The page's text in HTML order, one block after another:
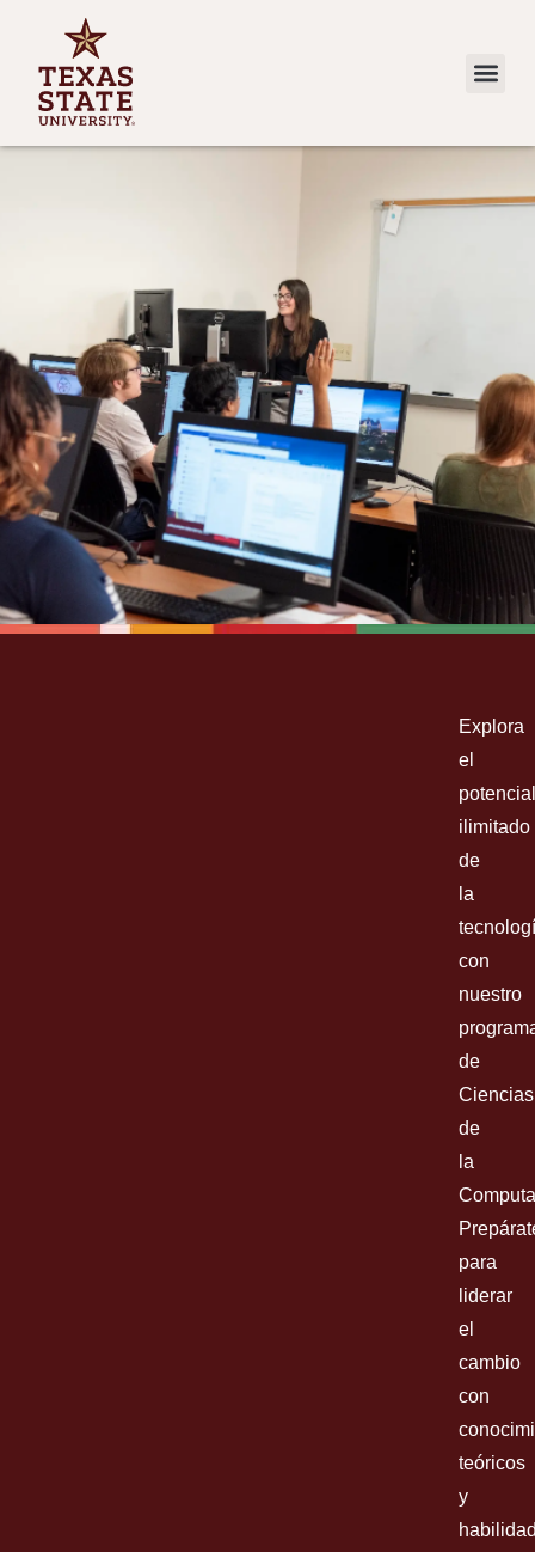
Explora
el
potencial
ilimitado
de
la
con
nuestro
de
Ciencias
de
la
para
liderar
el
cambio
con
teóricos
y